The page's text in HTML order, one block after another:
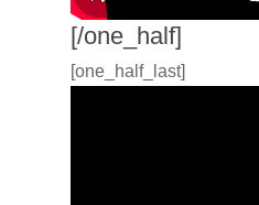
[/one_half]
[one_half_last]